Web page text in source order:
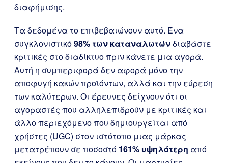
διαφήμισης.
Τα δεδομένα το επιβεβαιώνουν αυτό. Ένα
συγκλονιστικό98% των καταναλωτώνδιαβάστε
κριτικές στο διαδίκτυο πριν κάνετε μια αγορά.
Αυτή η συμπεριφορά δεν αφορά μόνο την
αποφυγή κακών προϊόντων, αλλά και την εύρεση
των καλύτερων. Οι έρευνες δείχνουν ότι οι
αγοραστές που αλληλεπιδρούν με κριτικές και
άλλο περιεχόμενο που δημιουργείται από
χρήστες (UGC) στον ιστότοπο μιας μάρκας
μετατρέπουν σε ποσοστό 161% υψηλότερη από